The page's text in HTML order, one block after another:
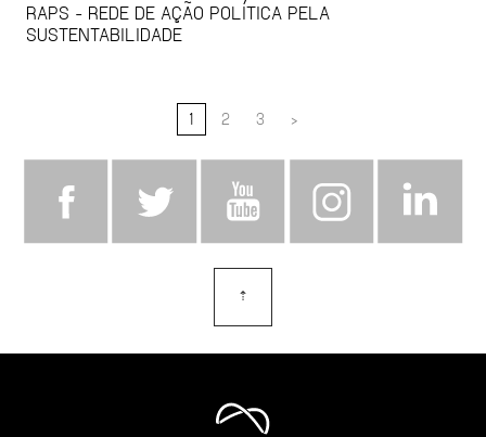
RAPS - REDE DE AÇÃO POLÍTICA PELA
SUSTENTABILIDADE
1 2 3 >
⇡